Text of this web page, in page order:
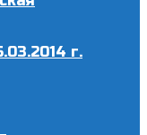
г.